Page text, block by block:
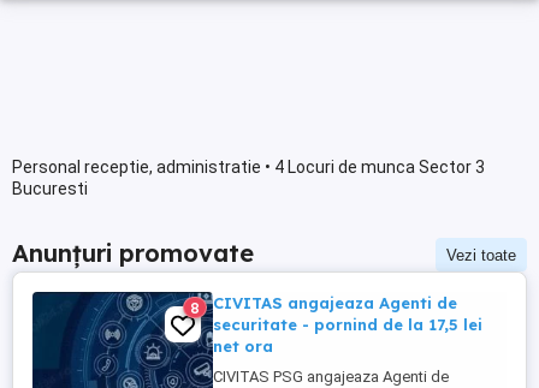
Personal receptie, administratie • 4 Locuri de munca Sector 3
Bucuresti
Anunțuri promovate Vezi toate
8
CIVITAS angajeaza Agenti de
securitate - pornind de la 17,5 lei
net ora
CIVITAS PSG angajeaza Agenti de